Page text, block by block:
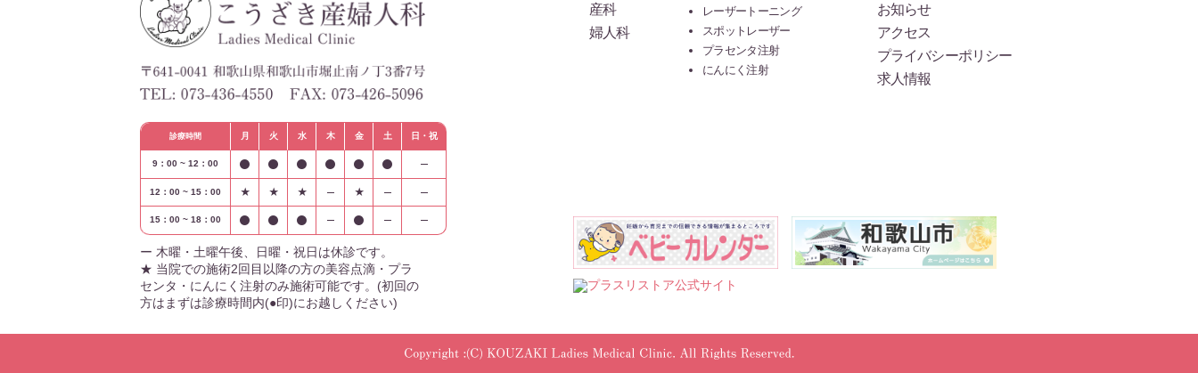
産科
婦人科
レーザートーニング
スポットレーザー
プラセンタ注射
にんにく注射
お知らせ
アクセス
プライバシーポリシー
求人情報
診療時間 月 火 水 木 金 土 日・祝
9：00 ~ 12：00
12：00 ~ 15：00 ★ ★ ★ ★
15：00 ~ 18：00
ー 木曜・土曜午後、日曜・祝日は休診です。
★ 当院での施術2回目以降の方の美容点滴・プラ
センタ・にんにく注射のみ施術可能です。(初回の
方はまずは診療時間内(●印)にお越しください)